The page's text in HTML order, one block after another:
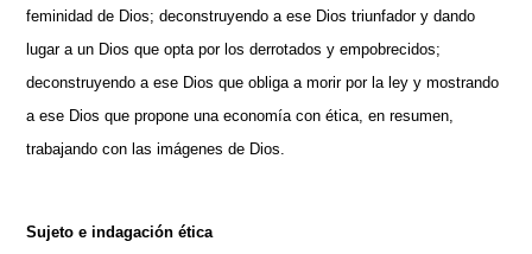
feminidad de Dios; deconstruyendo a ese Dios triunfador y dando
lugar a un Dios que opta por los derrotados y empobrecidos;
deconstruyendo a ese Dios que obliga a morir por la ley y mostrando
a ese Dios que propone una economía con ética, en resumen,
trabajando con las imágenes de Dios.
Sujeto e indagación ética